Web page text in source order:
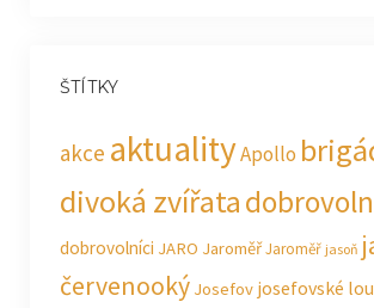
ŠTÍTKY
akce aktualityApollo
divoká zvířata
dobrovolníci JARO JaroměřJaroměř jasoň
červenooký Josefov josefovské